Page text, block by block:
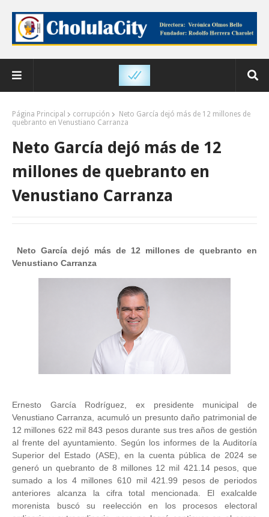
Página Principal corrupción
Neto García dejó más de 12 millones de
quebranto en Venustiano Carranza
Neto García dejó más de 12
millones de quebranto en
Venustiano Carranza
Neto García dejó más de 12 millones de quebranto en
Venustiano Carranza
Ernesto García Rodríguez, ex presidente municipal de
Venustiano Carranza, acumuló un presunto daño patrimonial de
12 millones 622 mil 843 pesos durante sus tres años de gestión
al frente del ayuntamiento. Según los informes de la Auditoría
Superior del Estado (ASE), en la cuenta pública de 2024 se
generó un quebranto de 8 millones 12 mil 421.14 pesos, que
sumado a los 4 millones 610 mil 421.99 pesos de periodos
anteriores alcanza la cifra total mencionada. El exalcalde
morenista buscó su reelección en los procesos electoral